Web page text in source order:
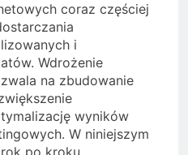
coraz częściej
i
Wdrożenie
na zbudowanie
wyników
W niniejszym